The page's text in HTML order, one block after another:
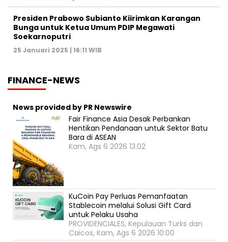
Presiden Prabowo Subianto Kiirimkan Karangan
Bunga untuk Ketua Umum PDIP Megawati
Soekarnoputri
25 Januari 2025 | 16:11 WIB
FINANCE-NEWS
News provided by PR Newswire
Fair Finance Asia Desak Perbankan
Hentikan Pendanaan untuk Sektor Batu
Bara di ASEAN
Kam, Ags 6 2026 13:02
KuCoin Pay Perluas Pemanfaatan
Stablecoin melalui Solusi Gift Card
untuk Pelaku Usaha
PROVIDENCIALES, Kepulauan Turks dan
Caicos, Kam, Ags 6 2026 10:00